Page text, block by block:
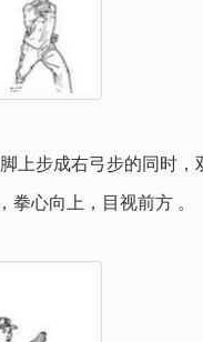
上步成右弓步的同时
拳心向上，目视前方 。